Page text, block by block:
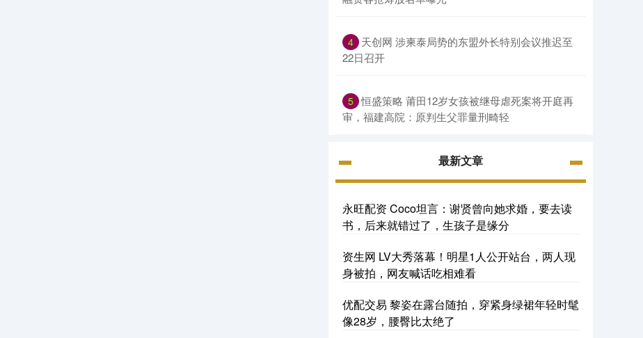
4 天创网 涉柬泰局势的东盟外长特别会议推迟至
22日召开
5 恒盛策略 莆田12岁女孩被继母虐死案将开庭再
审，福建高院：原判生父罪量刑畸轻
最新文章
永旺配资 Coco坦言：谢贤曾向她求婚，要去读
书，后来就错过了，生孩子是缘分
资生网 LV大秀落幕！明星1人公开站台，两人现
身被拍，网友喊话吃相难看
优配交易 黎姿在露台随拍，穿紧身绿裙年轻时髦
像28岁，腰臀比太绝了